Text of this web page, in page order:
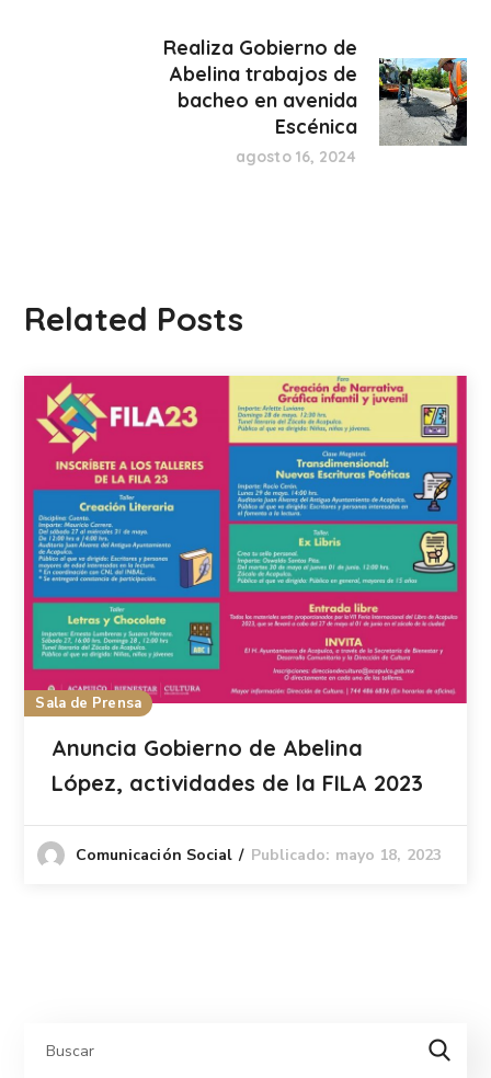
Realiza Gobierno de
Abelina trabajos de
bacheo en avenida
Escénica
agosto 16, 2024
Related Posts
Sala de Prensa
Anuncia Gobierno de Abelina
López, actividades de la FILA 2023
Comunicación Social Publicado: mayo 18, 2023